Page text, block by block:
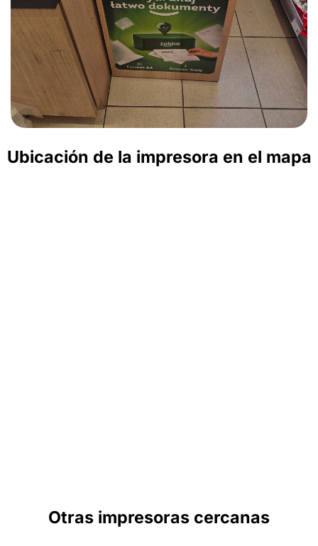
Ubicación de la impresora en el mapa
Otras impresoras cercanas